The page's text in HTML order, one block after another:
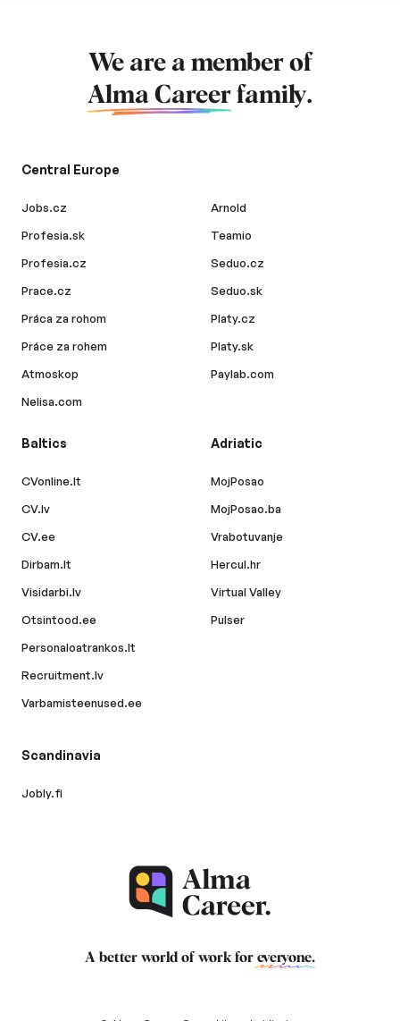
We are a member of
Alma Career family.
Central Europe
Jobs.cz
Profesia.sk
Profesia.cz
Prace.cz
Práca za rohom
Práce za rohem
Atmoskop
Nelisa.com
Arnold
Teamio
Seduo.cz
Seduo.sk
Platy.cz
Platy.sk
Paylab.com
Baltics
CVonline.lt
CV.lv
CV.ee
Dirbam.lt
Visidarbi.lv
Otsintood.ee
Personaloatrankos.lt
Recruitment.lv
Varbamisteenused.ee
Adriatic
MojPosao
MojPosao.ba
Vrabotuvanje
Hercul.hr
Virtual Valley
Pulser
Scandinavia
Jobly.fi
A better world of work for everyone.